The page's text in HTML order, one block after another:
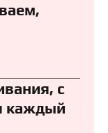
с
каждый